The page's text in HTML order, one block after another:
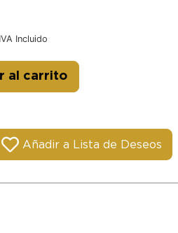
IVA Incluido
al carrito
Añadir a Lista de Deseos